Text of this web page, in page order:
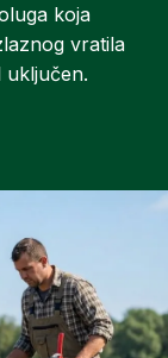
koja
vratila
uključen.